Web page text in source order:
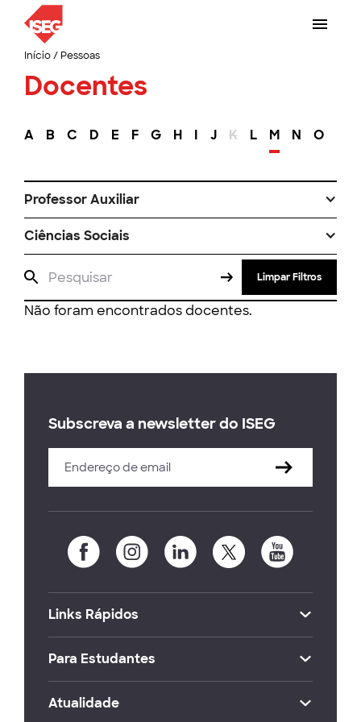
Início/ Pessoas
Docentes
A B C D E F G H I J K L M N O
Professor Auxiliar
Ciências Sociais
Limpar Filtros
Não foram encontrados docentes.
Subscreva a newsletter do ISEG
Links Rápidos
Para Estudantes
Atualidade